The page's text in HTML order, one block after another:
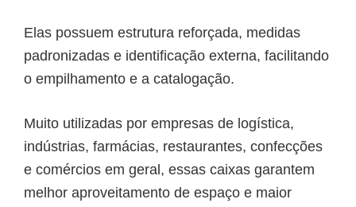
Elas possuem estrutura reforçada, medidas
padronizadas e identificação externa, facilitando
o empilhamento e a catalogação.
Muito utilizadas por empresas de logística,
indústrias, farmácias, restaurantes, confecções
e comércios em geral, essas caixas garantem
melhor aproveitamento de espaço e maior